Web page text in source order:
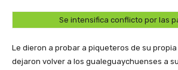
Se intensifica conflicto por las
Le dieron a probar a piqueteros de su propia
dejaron volver a los gualeguaychuenses a